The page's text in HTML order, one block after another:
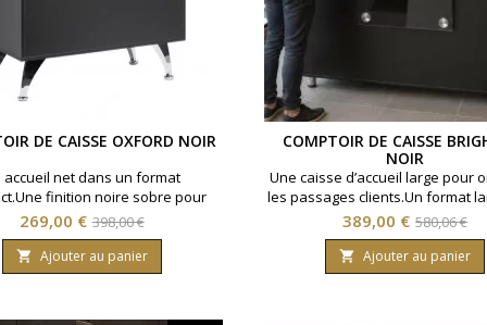
DE CAISSE OXFORD NOIR
accueil net dans un format
finition noire sobre pour
l’espace caisse.◆ Plateau
en verre trempé ◆ Tiroir et
fermé avec fermeture à clé ◆
arrière avec deux tablettes
Prix
269,00 € Prix
de
base
398,00 €
 Ajouter au panier
COMPTOIR DE CAISSE
NOIR
Une caisse d’accueil large pour
les passages clients.Un format
rangements pour organiser
caisse.◆ Plateau supérieur en
trempé ◆ Deux tiroirs sur guide
rangements fermés avec
Prix
389,00 € Prix
de
base
580,06 €
 Ajouter au panier